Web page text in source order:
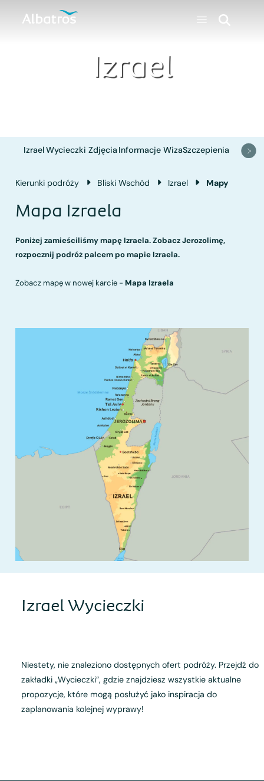
Izrael
IzraelWycieczki Zdjęcia Informacje WizaSzczepienia
Kierunki podróży Bliski Wschód Izrael Mapy
Mapa Izraela
Poniżej zamieściliśmy mapę Izraela. Zobacz Jerozolimę,
rozpocznij podróż palcem po mapie Izraela.
Zobacz mapę w nowej karcie - Mapa Izraela
Izrael Wycieczki
Niestety, nie znaleziono dostępnych ofert podróży. Przejdź do
zakładki „Wycieczki”, gdzie znajdziesz wszystkie aktualne
propozycje, które mogą posłużyć jako inspiracja do
zaplanowania kolejnej wyprawy!